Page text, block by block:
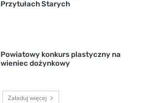
Przytułach Starych
Powiatowy konkurs plastyczny na
wieniec dożynkowy
Załaduj więcej